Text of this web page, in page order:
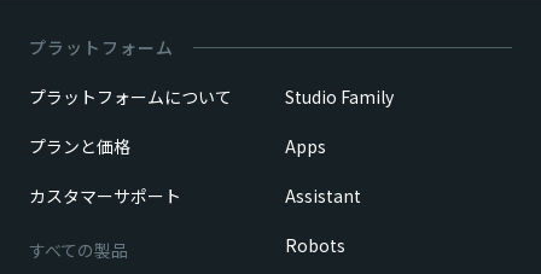
プラットフォーム
プラットフォームについて
プランと価格
カスタマーサポート
すべての製品
Studio Family
Apps
Assistant
Robots